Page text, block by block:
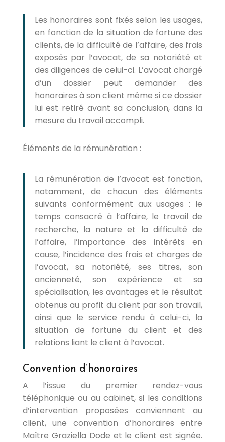
Les honoraires sont fixés selon les usages,
en fonction de la situation de fortune des
clients, de la difficulté de l’affaire, des frais
exposés par l’avocat, de sa notoriété et
des diligences de celui-ci. L’avocat chargé
d’un dossier peut demander des
honoraires à son client même si ce dossier
lui est retiré avant sa conclusion, dans la
mesure du travail accompli.
Éléments de la rémunération :
La rémunération de l’avocat est fonction,
notamment, de chacun des éléments
suivants conformément aux usages : le
temps consacré à l’affaire, le travail de
recherche, la nature et la difficulté de
l’affaire, l’importance des intérêts en
cause, l’incidence des frais et charges de
l’avocat, sa notoriété, ses titres, son
ancienneté, son expérience et sa
spécialisation, les avantages et le résultat
obtenus au profit du client par son travail,
ainsi que le service rendu à celui-ci, la
situation de fortune du client et des
relations liant le client à l’avocat.
Convention d’honoraires
A l’issue du premier rendez-vous
téléphonique ou au cabinet, si les conditions
d’intervention proposées conviennent au
client, une convention d’honoraires entre
Maître Graziella Dode et le client est signée.